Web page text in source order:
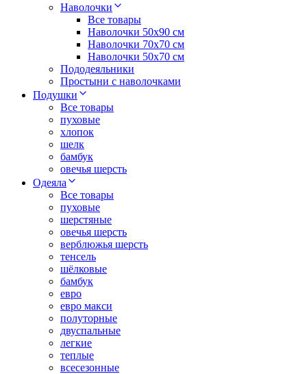
Наволочки
Все товары
Наволочки 50x90 см
Наволочки 70x70 cм
Наволочки 50х70 см
Пододеяльники
Простыни с наволочками
Подушки
Все товары
пуховые
хлопок
шелк
бамбук
овечья шерсть
Одеяла
Все товары
пуховые
шерстяные
овечья шерсть
верблюжья шерсть
тенсель
шёлковые
бамбук
евро
евро макси
полуторные
двуспальные
легкие
теплые
всесезонные